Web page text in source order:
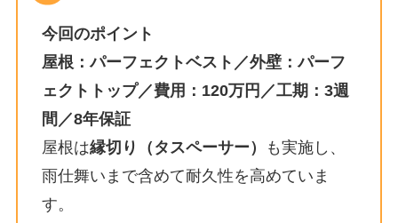
今回のポイント
屋根：パーフェクトベスト／外壁：パーフ
ェクトトップ／費用：120万円／工期：3週
間／8年保証
屋根は縁切り（タスペーサー）
も実施し、
雨仕舞いまで含めて耐久性を高めていま
す。